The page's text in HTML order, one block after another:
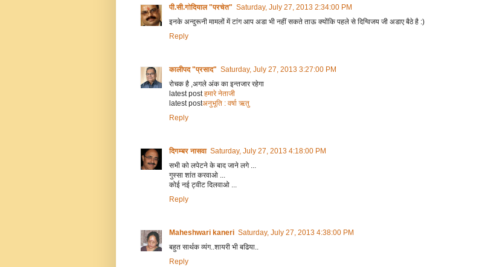
पी.सी.गोदियाल "परचेत" Saturday, July 27, 2013 2:34:00 PM
इनके अन्दुरूनी मामलों में टांग आप अडा भी नहीं सकते ताऊ क्योंकि पहले से दिग्विजय जी अडाए बैठे है :)
Reply
कालीपद "प्रसाद" Saturday, July 27, 2013 3:27:00 PM
रोचक है ,अगले अंक का इन्तजार रहेगा
latest postहमारे नेताजी
latest postअनुभूति : वर्षा ऋतु
Reply
दिगम्बर नासवा Saturday, July 27, 2013 4:18:00 PM
सभी को लपेटने के बाद जाने लगे ...
गुस्सा शांत करवाओ ...
कोई नई ट्वीट दिलवाओ ...
Reply
Maheshwari kaneri Saturday, July 27, 2013 4:38:00 PM
बहुत सार्थक व्यंग..शायरी भी बढिया..
Reply